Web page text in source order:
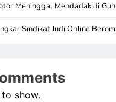
Meninggal Mendadak di
Sindikat Judi Online
show.